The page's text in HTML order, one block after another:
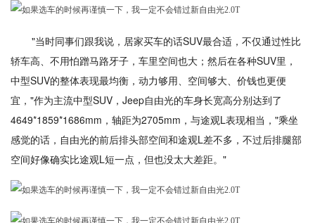
"当时同事们跟我说，居家买车的话SUV最合适，不仅通过性比
轿车高、不用怕蹭马路牙子，车里空间也大；然后在各种SUV里，
中型SUV的整体表现最均衡，动力够用、空间够大、价钱也更便
宜，"作为主流中型SUV，Jeep自由光的车身长宽高分别达到了
4649*1859*1686mm，轴距为2705mm，与途观L表现相当，"乘坐
感觉的话，自由光的前后排头部空间和途观L差不多，不过后排腿部
空间好像确实比途观L短一点，但也没太大差距。"